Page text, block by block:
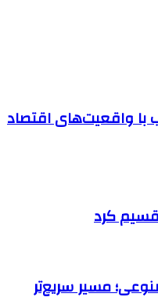
با واقعیت‌های اقتصاد
مسیر سریع‌تر